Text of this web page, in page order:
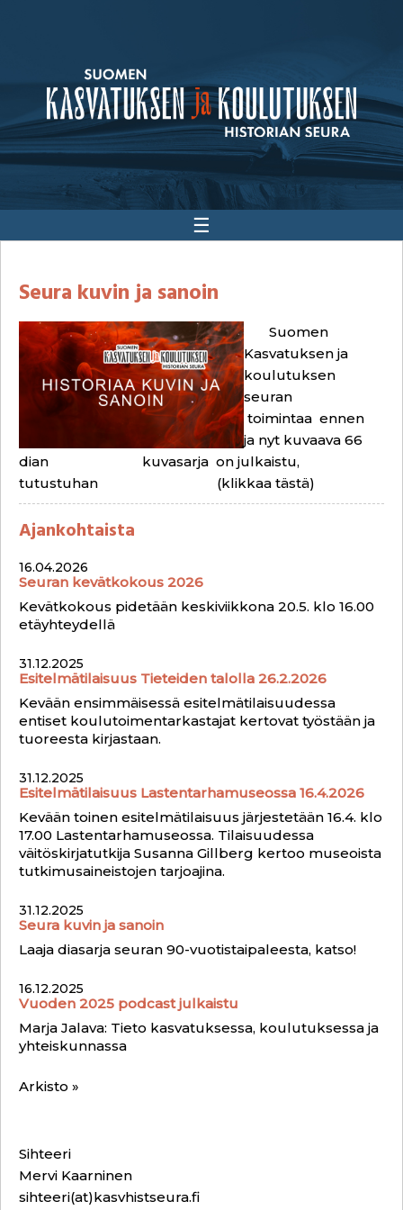
☰
Seura kuvin ja sanoin
Suomen
Kasvatuksen ja
koulutuksen
seuran
toimintaa ennen
ja nyt kuvaava 66
dian kuvasarja on julkaistu,
tutustuhan (klikkaa tästä)
Ajankohtaista
16.04.2026
Seuran kevätkokous 2026
Kevätkokous pidetään keskiviikkona 20.5. klo 16.00
etäyhteydellä
31.12.2025
Esitelmätilaisuus Tieteiden talolla 26.2.2026
Kevään ensimmäisessä esitelmätilaisuudessa
entiset koulutoimentarkastajat kertovat työstään ja
tuoreesta kirjastaan.
31.12.2025
Esitelmätilaisuus Lastentarhamuseossa 16.4.2026
Kevään toinen esitelmätilaisuus järjestetään 16.4. klo
17.00 Lastentarhamuseossa. Tilaisuudessa
väitöskirjatutkija Susanna Gillberg kertoo museoista
tutkimusaineistojen tarjoajina.
31.12.2025
Seura kuvin ja sanoin
Laaja diasarja seuran 90-vuotistaipaleesta, katso!
16.12.2025
Vuoden 2025 podcast julkaistu
Marja Jalava: Tieto kasvatuksessa, koulutuksessa ja
yhteiskunnassa
Arkisto »
Sihteeri
Mervi Kaarninen
sihteeri(at)kasvhistseura.fi